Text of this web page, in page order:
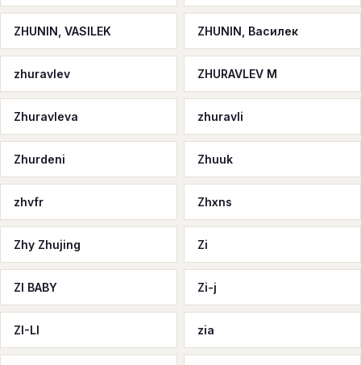
ZHUNIN, VASILEK ZHUNIN, Василек
zhuravlev ZHURAVLEV M
Zhuravleva zhuravli
Zhurdeni Zhuuk
zhvfr Zhxns
Zhy Zhujing Zi
ZI BABY Zi-j
ZI-LI zia